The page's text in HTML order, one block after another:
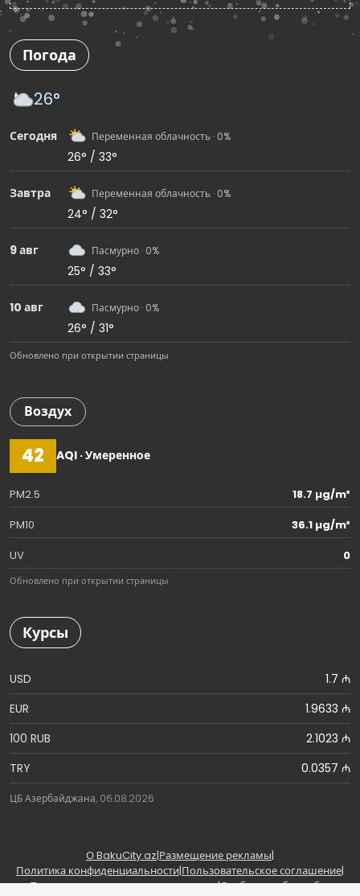
Погода
26°
Сегодня Переменная облачность · 0%
26° / 33°
Завтра Переменная облачность · 0%
24° / 32°
9 авг Пасмурно · 0%
25° / 33°
10 авг Пасмурно · 0%
26° / 31°
Обновлено при открытии страницы
Воздух
42 AQI · Умеренное
PM2.5
18.7 µg/m³
PM10
36.1 µg/m³
UV
0
Обновлено при открытии страницы
Курсы
USD
1.7 ₼
EUR
1.9633 ₼
100 RUB
2.1023 ₼
TRY
0.0357 ₼
ЦБ Азербайджана, 06.08.2026
О BakuCity.az|Размещение рекламы|
Политика конфиденциальности|Пользовательское соглашение|
Правила использования материалов|Сообщить об ошибке